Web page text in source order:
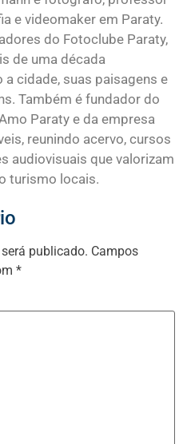
e videomaker em Paraty.
do Fotoclube Paraty,
de uma década
a cidade, suas paisagens e
Também é fundador do
Paraty e da empresa
reunindo acervo, cursos
audiovisuais que valorizam
turismo locais.
publicado. Campos
*